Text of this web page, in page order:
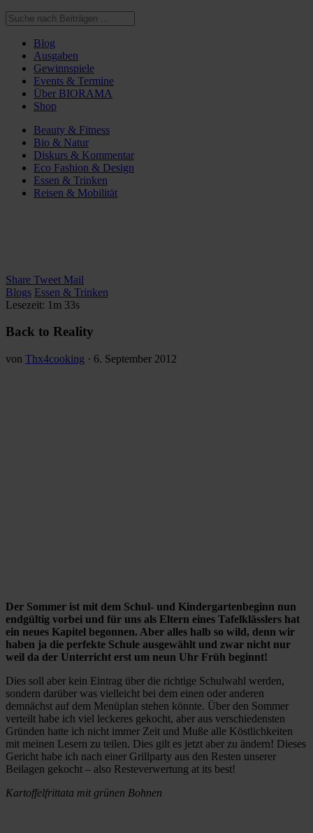
Blog
Ausgaben
Gewinnspiele
Events & Termine
Über BIORAMA
Shop
Beauty & Fitness
Bio & Natur
Diskurs & Kommentar
Eco Fashion & Design
Essen & Trinken
Reisen & Mobilität
Share Tweet Mail
Blogs Essen & Trinken
Lesezeit: 1m 33s
Back to Reality
von Thx4cooking · 6. September 2012
Der Sommer ist mit dem Schul- und Kindergartenbeginn nun
endgültig vorbei und für uns als Eltern eines Tafelklässlers hat
ein neues Kapitel begonnen. Aber alles halb so wild, denn wir
haben ja die perfekte Schule ausgewählt und zwar nicht nur
weil da der Unterricht erst um neun Uhr Früh beginnt!
Dies soll aber kein Eintrag über die richtige Schulwahl werden,
sondern darüber was vielleicht bei dem einen oder anderen
demnächst auf dem Menüplan stehen könnte. Über den Sommer
verteilt habe ich viel leckeres gekocht, aber aus verschiedensten
Gründen hatte ich nicht immer Zeit und Muße alle Köstlichkeiten
mit meinen Lesern zu teilen. Dies gilt es jetzt aber zu ändern! Dieses
Gericht habe ich nach einer Grillparty aus den Resten unserer
Beilagen gekocht – also Resteverwertung at its best!
Kartoffelfrittata mit grünen Bohnen